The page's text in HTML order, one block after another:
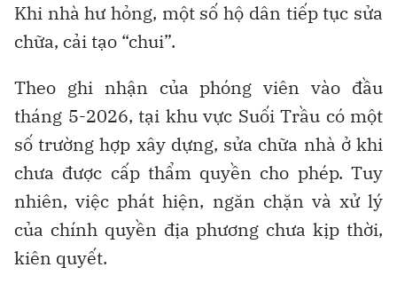
Khi nhà hư hỏng, một số hộ dân tiếp tục sửa
chữa, cải tạo “chui”.
Theo ghi nhận của phóng viên vào đầu
tháng 5-2026, tại khu vực Suối Trầu có một
số trường hợp xây dựng, sửa chữa nhà ở khi
chưa được cấp thẩm quyền cho phép. Tuy
nhiên, việc phát hiện, ngăn chặn và xử lý
của chính quyền địa phương chưa kịp thời,
kiên quyết.